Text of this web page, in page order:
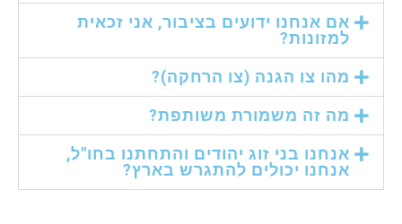
אם אנחנו ידועים בציבור, אני זכאית
למזונות?
מהו צו הגנה (צו הרחקה)?
מה זה משמורת משותפת?
אנחנו בני זוג יהודים והתחתנו בחו"ל,
אנחנו יכולים להתגרש בארץ?